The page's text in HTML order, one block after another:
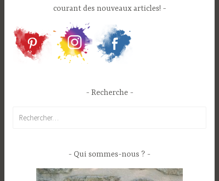
courant des nouveaux articles!
Recherche
Qui sommes-nous ?